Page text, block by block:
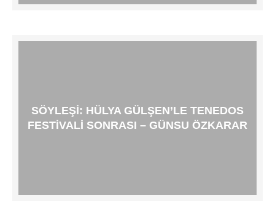
SÖYLEŞI: HÜLYA GÜLŞEN’LE TENEDOS
FESTIVALI SONRASI – GÜNSU ÖZKARAR